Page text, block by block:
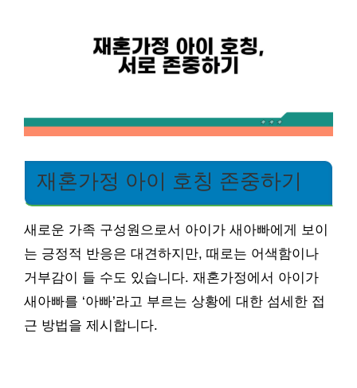
재혼가정 아이 호칭 존중하기
새로운 가족 구성원으로서 아이가 새아빠에게 보이
는 긍정적 반응은 대견하지만, 때로는 어색함이나
거부감이 들 수도 있습니다. 재혼가정에서 아이가
새아빠를 ‘아빠’라고 부르는 상황에 대한 섬세한 접
근 방법을 제시합니다.